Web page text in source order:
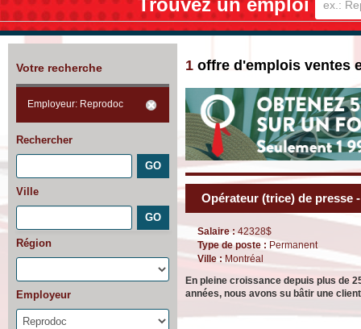
Trouvez un emploi
Votre recherche
Employeur: Reprodoc
Rechercher
Ville
Région
Employeur
1 offre d'emplois ventes
Opérateur (trice) de presse
Salaire :42328$
Type de poste : Permanent
Ville : Montréal
En pleine croissance depuis plus de
années, nous avons su bâtir une